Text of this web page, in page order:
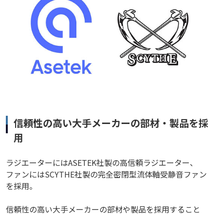
信頼性の高い大手メーカーの部材・製品を採
用
ラジエーターにはASETEK社製の高信頼ラジエーター、
ファンにはSCYTHE社製の完全密閉型流体軸受静音ファン
を採用。
信頼性の高い大手メーカーの部材や製品を採用すること